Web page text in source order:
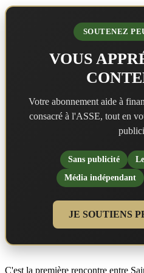
SOUTENEZ
VOUS
Votre abonnement aide à
consacré à l'ASSE, tout en
Sans publicité
Média indépendant
JE SOUTIENS
C'est la première rencontre entre